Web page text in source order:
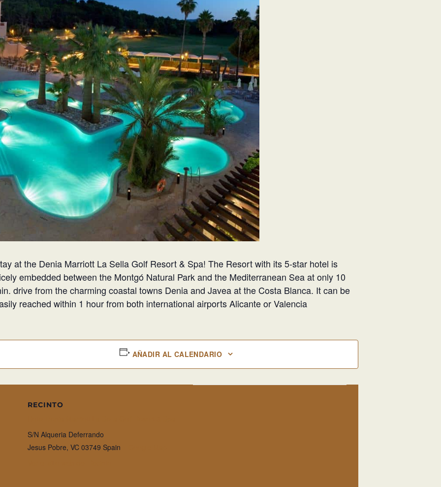
at the Denia Marriott La Sella Golf Resort & Spa! The Resort with its 5-star hotel is
embedded between the Montgó Natural Park and the Mediterranean Sea at only 10
drive from the charming coastal towns Denia and Javea at the Costa Blanca. It can be
reached within 1 hour from both international airports Alicante or Valencia
AÑADIR AL CALENDARIO
RECINTO
S/N Alqueria Deferrando
Jesus Pobre, VC 03749 Spain